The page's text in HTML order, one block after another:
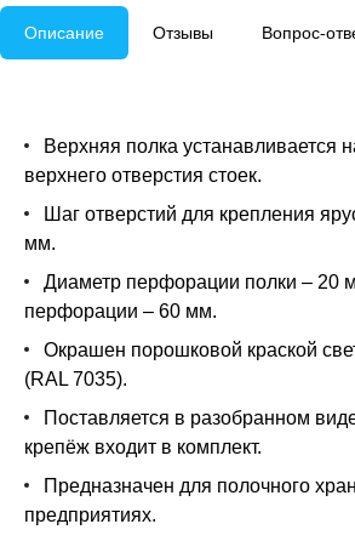
Описание Отзывы Вопрос-
Верхняя полка устанавливается
верхнего отверстия стоек.
Шаг отверстий для крепления
мм.
Диаметр перфорации полки – 20
перфорации – 60 мм.
Окрашен порошковой краской
(RAL 7035).
Поставляется в разобранном
крепёж входит в комплект.
Предназначен для полочного
предприятиях.